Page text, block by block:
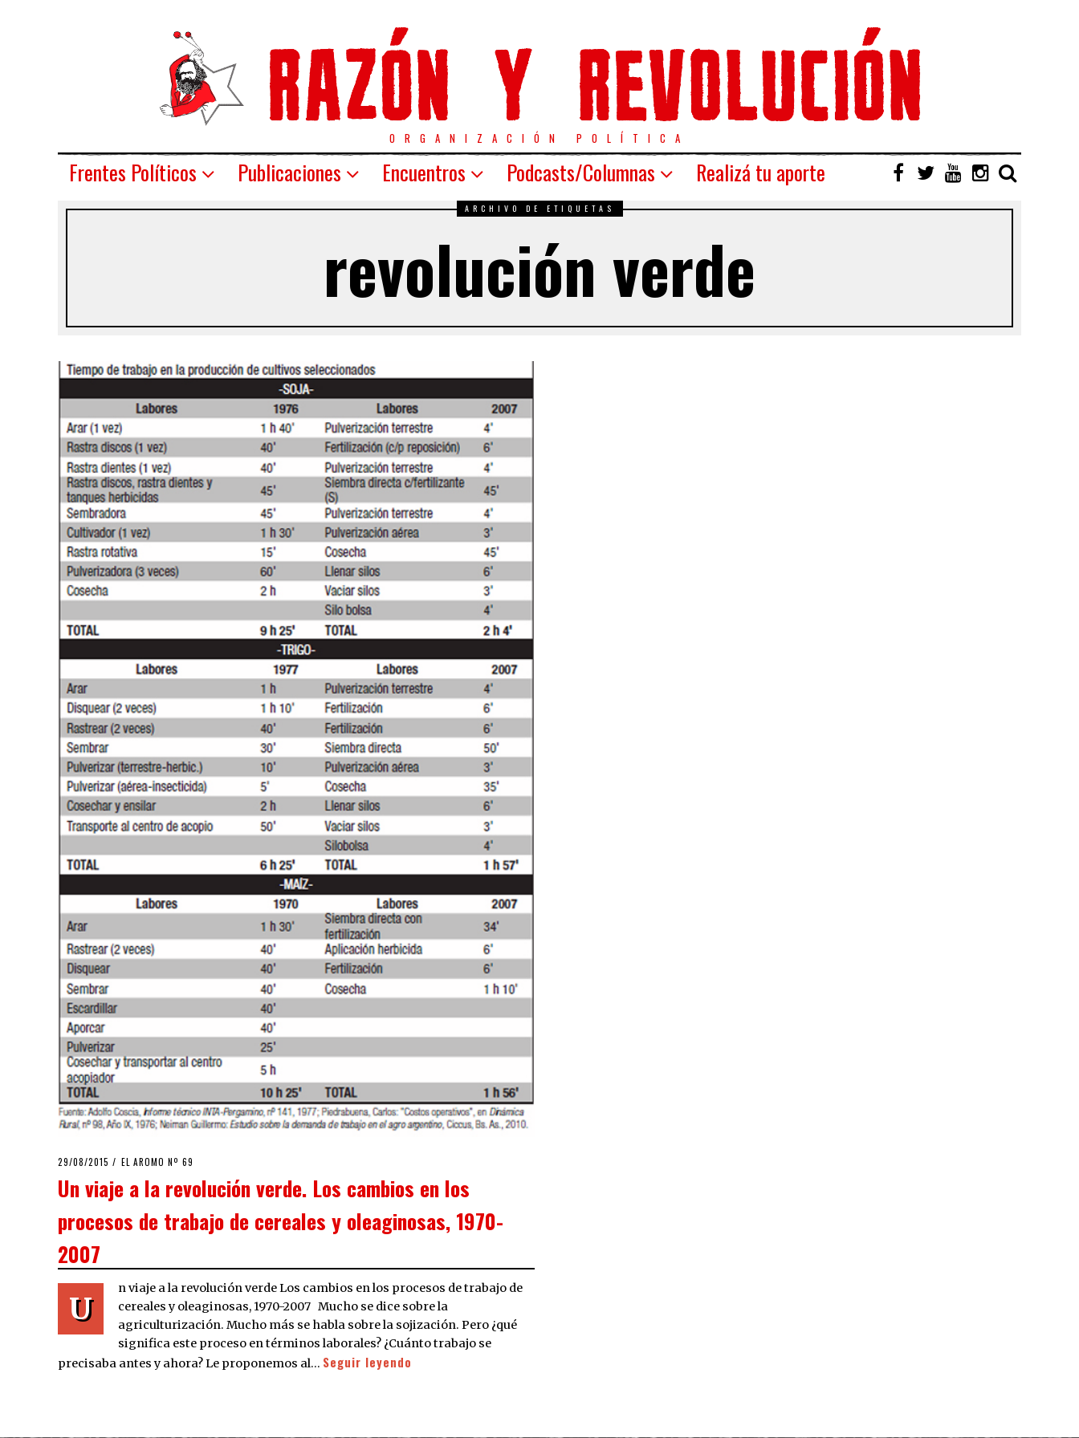
ORGANIZACIÓN POLÍTICA
Frentes Políticos Publicaciones Encuentros Podcasts/Columnas Realizá tu aporte
ARCHIVO DE ETIQUETAS
revolución verde
POSTED
29/08/2015 EL AROMO Nº 69
Un viaje a la revolución verde. Los cambios en los
procesos de trabajo de cereales y oleaginosas, 1970-
2007
U
n viaje a la revolución verde Los cambios en los procesos de trabajo de
cereales y oleaginosas, 1970-2007 Mucho se dice sobre la
agriculturización. Mucho más se habla sobre la sojización. Pero ¿qué
significa este proceso en términos laborales? ¿Cuánto trabajo se
precisaba antes y ahora? Le proponemos al… Seguir leyendo